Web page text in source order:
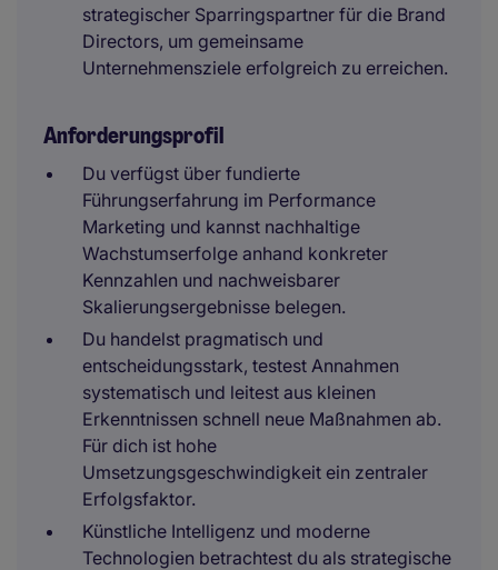
strategischer Sparringspartner für die Brand
Directors, um gemeinsame
Unternehmensziele erfolgreich zu erreichen.
Anforderungsprofil
Du verfügst über fundierte
Führungserfahrung im Performance
Marketing und kannst nachhaltige
Wachstumserfolge anhand konkreter
Kennzahlen und nachweisbarer
Skalierungsergebnisse belegen.
Du handelst pragmatisch und
entscheidungsstark, testest Annahmen
systematisch und leitest aus kleinen
Erkenntnissen schnell neue Maßnahmen ab.
Für dich ist hohe
Umsetzungsgeschwindigkeit ein zentraler
Erfolgsfaktor.
Künstliche Intelligenz und moderne
Technologien betrachtest du als strategische